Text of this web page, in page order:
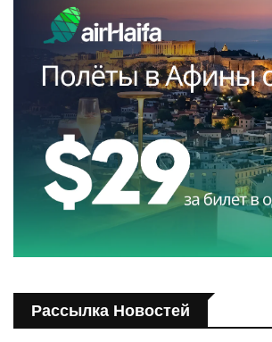
Рассылка Новостей